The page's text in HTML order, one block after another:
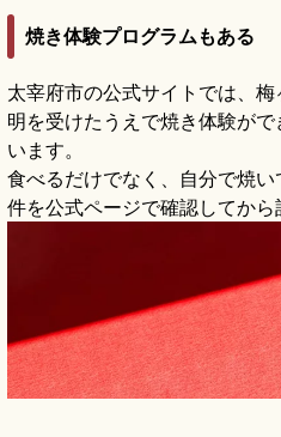
焼き体験プログラムもある
太宰府市の公式サイトでは、
明を受けたうえで焼き体験が
います。
食べるだけでなく、自分で焼
件を公式ページで確認してから